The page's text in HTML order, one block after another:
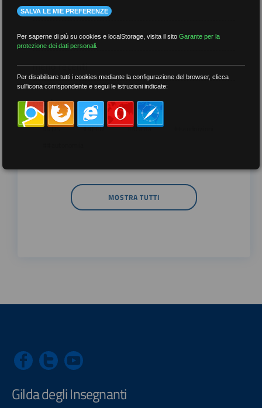
più recenti
meno recenti
per tag
##DS ##FGU ##Gilda
MOSTRA TUTTI
Gilda degli Insegnanti
SALVA LE MIE PREFERENZE
Per saperne di più su cookies e localStorage, visita il sitoGarante per la
protezione dei dati personali
Per disabilitare tutti i cookies mediante la configurazione del browser, clicca
sull'icona corrispondente e segui le istruzioni indicate: